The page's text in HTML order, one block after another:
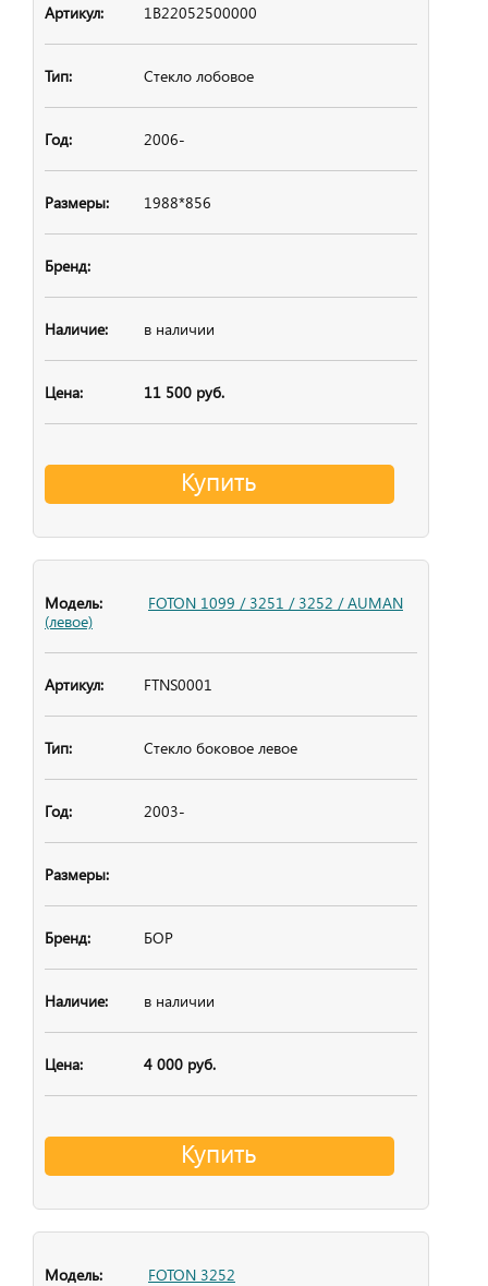
1B22052500000
Стекло лобовое
2006-
1988*856
в наличии
11 500 руб.
Купить
FOTON 1099 / 3251 / 3252 / AUMAN
(левое)
FTNS0001
Стекло боковое левое
2003-
БОР
в наличии
4 000 руб.
Купить
FOTON 3252